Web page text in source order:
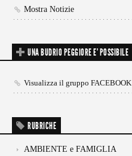
Mostra Notizie
UNA BUDRIO PEGGIORE E’ POSSIBILE
Visualizza il gruppo FACEBOOK
RUBRICHE
AMBIENTE e FAMIGLIA